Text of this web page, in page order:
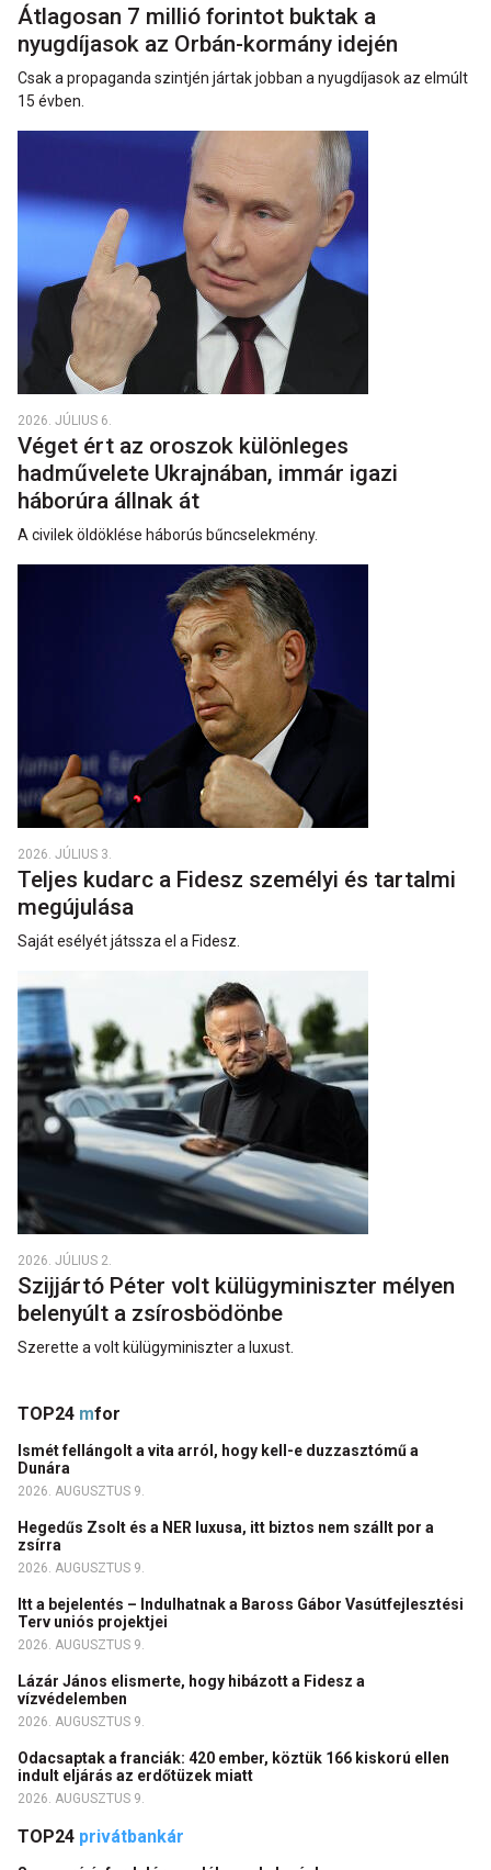
Átlagosan 7 millió forintot buktak a
nyugdíjasok az Orbán-kormány idején
Csak a propaganda szintjén jártak jobban a nyugdíjasok az elmúlt
15 évben.
2026. JÚLIUS 6.
Véget ért az oroszok különleges
hadművelete Ukrajnában, immár igazi
háborúra állnak át
A civilek öldöklése háborús bűncselekmény.
2026. JÚLIUS 3.
Teljes kudarc a Fidesz személyi és tartalmi
megújulása
Saját esélyét játssza el a Fidesz.
2026. JÚLIUS 2.
Szijjártó Péter volt külügyminiszter mélyen
belenyúlt a zsírosbödönbe
Szerette a volt külügyminiszter a luxust.
TOP24 mfor
Ismét fellángolt a vita arról, hogy kell-e duzzasztómű a
Dunára
2026. AUGUSZTUS 9.
Hegedűs Zsolt és a NER luxusa, itt biztos nem szállt por a
zsírra
2026. AUGUSZTUS 9.
Itt a bejelentés – Indulhatnak a Baross Gábor Vasútfejlesztési
Terv uniós projektjei
2026. AUGUSZTUS 9.
Lázár János elismerte, hogy hibázott a Fidesz a
vízvédelemben
2026. AUGUSZTUS 9.
Odacsaptak a franciák: 420 ember, köztük 166 kiskorú ellen
indult eljárás az erdőtüzek miatt
2026. AUGUSZTUS 9.
TOP24 privátbankár